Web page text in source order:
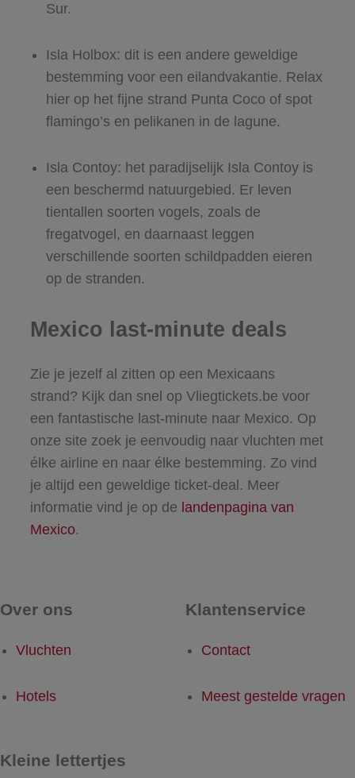
Sur.
Isla Holbox: dit is een andere geweldige
bestemming voor een eilandvakantie. Relax
hier op het fijne strand Punta Coco of spot
flamingo’s en pelikanen in de lagune.
Isla Contoy: het paradijselijk Isla Contoy is
een beschermd natuurgebied. Er leven
tientallen soorten vogels, zoals de
fregatvogel, en daarnaast leggen
verschillende soorten schildpadden eieren
op de stranden.
Mexico last-minute deals
Zie je jezelf al zitten op een Mexicaans
strand? Kijk dan snel op Vliegtickets.be voor
een fantastische last-minute naar Mexico. Op
onze site zoek je eenvoudig naar vluchten met
élke airline en naar élke bestemming. Zo vind
je altijd een geweldige ticket-deal. Meer
informatie vind je op de landenpagina van
Mexico.
Over ons
Vluchten
Hotels
Klantenservice
Contact
Meest gestelde vragen
Kleine lettertjes